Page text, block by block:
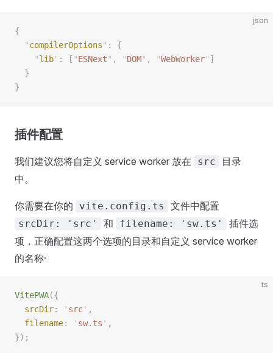
json
{
  "
compilerOptions" :
{
    "
lib" : [ "ESNext" , "DOM" , "WebWorker" ]
  }
}
插件配置
我们建议您将自定义 service worker 放在 src
目录
中。
你需要在你的 vite.config.ts 文件中配置
srcDir: 'src' 和 filename: 'sw.ts'
插件选
项，正确配置这两个选项的目录和自定义 service worker
的名称·
ts
VitePWA({
  srcDir
: ' src' ,
  filename
: ' sw.ts ' ,
});